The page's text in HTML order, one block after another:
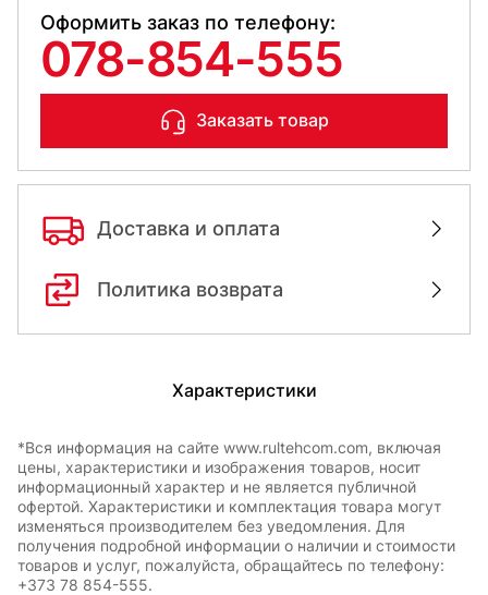
Оформить заказ по телефону:
078-854-555
Заказать товар
Доставка и оплата
Политика возврата
Характеристики
*Вся информация на сайте www.rultehcom.com, включая
цены, характеристики и изображения товаров, носит
информационный характер и не является публичной
офертой. Характеристики и комплектация товара могут
изменяться производителем без уведомления. Для
получения подробной информации о наличии и стоимости
товаров и услуг, пожалуйста, обращайтесь по телефону:
+373 78 854-555.